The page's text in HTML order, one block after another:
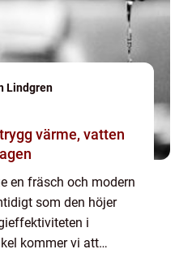
Lindgren
värme, vatten
en fräsch och modern
som den höjer
i
kommer vi att